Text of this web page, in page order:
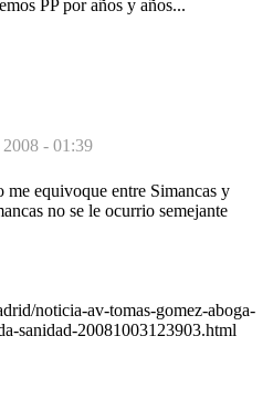
PP por años y años...
- 01:39
me equivoque entre Simancas y
no se le ocurrio semejante
noticia-av-tomas-gomez-aboga-
sanidad-20081003123903.html